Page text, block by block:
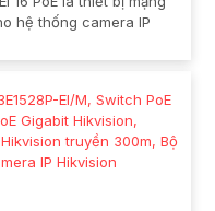
hệ thống camera IP